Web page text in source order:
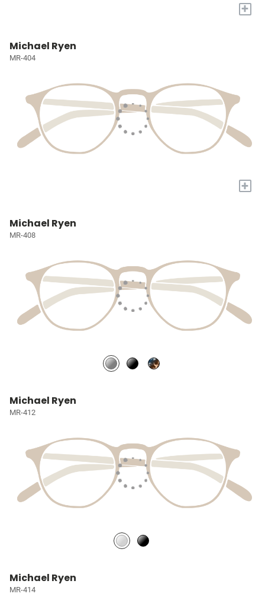
+
Michael Ryen
MR-404
+
Michael Ryen
MR-408
Michael Ryen
MR-412
Michael Ryen
MR-414